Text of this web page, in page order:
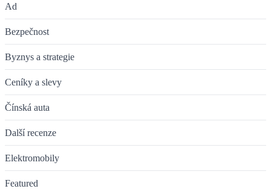
Ad
Bezpečnost
Byznys a strategie
Ceníky a slevy
Čínská auta
Další recenze
Elektromobily
Featured